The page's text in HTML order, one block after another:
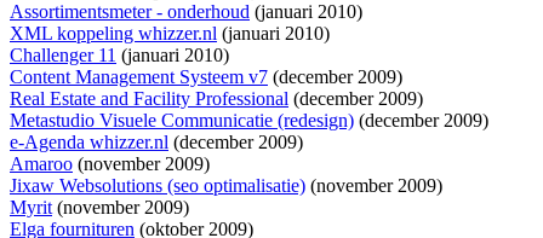
Assortimentsmeter - onderhoud (januari 2010)
XML koppeling whizzer.nl (januari 2010)
Challenger 11 (januari 2010)
Content Management Systeem v7 (december 2009)
Real Estate and Facility Professional (december 2009)
Metastudio Visuele Communicatie (redesign) (december 2009)
e-Agenda whizzer.nl (december 2009)
Amaroo (november 2009)
Jixaw Websolutions (seo optimalisatie) (november 2009)
Myrit(november 2009)
Elga fournituren (oktober 2009)